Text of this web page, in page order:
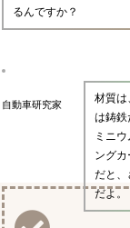
るんですか？
自動車研究家
材質は
は鋳鉄
ミニ
ング
だと、
だよ。